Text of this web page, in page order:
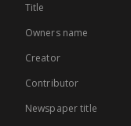
Title
Owners name
Creator
Contributor
Newspaper title